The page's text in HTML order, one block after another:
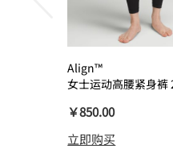
Align™
女士运动高腰紧身裤
￥850.00
立即购买